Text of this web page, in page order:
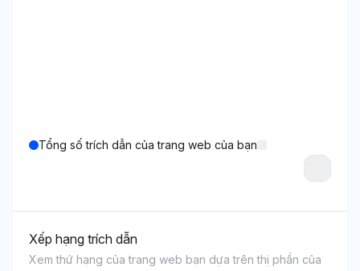
Tổng số trích dẫn của trang web của bạn
Xếp hạng trích dẫn
Xem thứ hạng của trang web bạn dựa trên thị phần của